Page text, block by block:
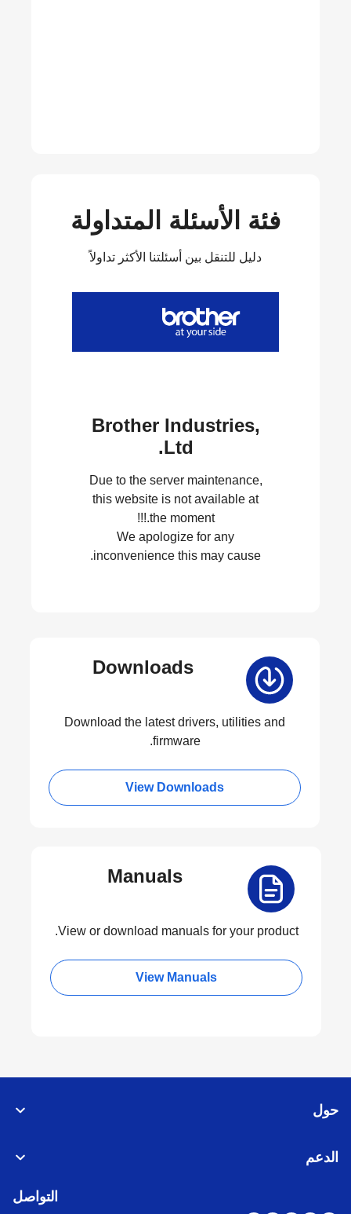
فئة الأسئلة المتداولة
دليل للتنقل بين أسئلتنا الأكثر تداولاً
Brother Industries,
Ltd.
Due to the server maintenance,
this website is not available at
the moment.!!!
We apologize for any
inconvenience this may cause.
Downloads
Download the latest drivers, utilities and
firmware.
View Downloads
Manuals
View or download manuals for your product.
View Manuals
حول
الدعم
التواصل